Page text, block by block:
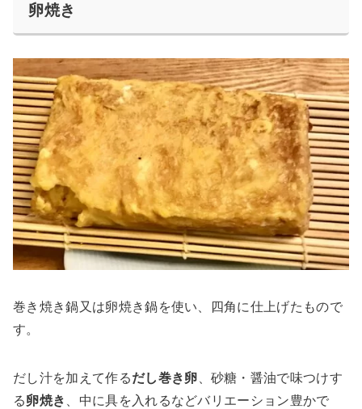
卵焼き
巻き焼き鍋又は卵焼き鍋を使い、四角に仕上げたもので
す。
だし汁を加えて作るだし巻き卵、砂糖・醤油で味つけす
る卵焼き 、中に具を入れるなどバリエーション豊かで